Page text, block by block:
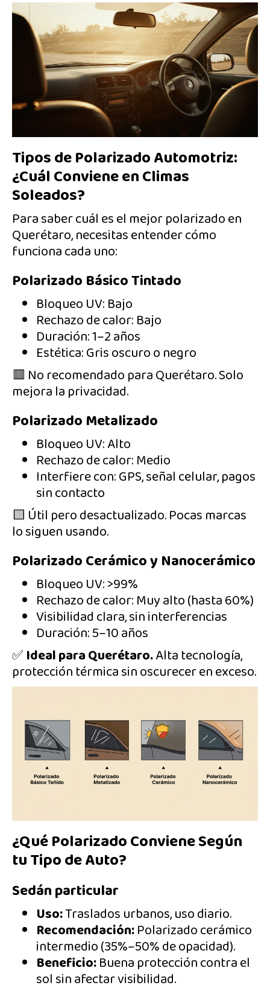
Tipos de Polarizado Automotriz:
¿Cuál Conviene en Climas
Soleados?
Para saber cuál es el mejor polarizado en
Querétaro, necesitas entender cómo
funciona cada uno:
Polarizado Básico Tintado
Bloqueo UV: Bajo
Rechazo de calor: Bajo
Duración: 1–2 años
Estética: Gris oscuro o negro
🟥 No recomendado para Querétaro. Solo
mejora la privacidad.
Polarizado Metalizado
Bloqueo UV: Alto
Rechazo de calor: Medio
Interfiere con: GPS, señal celular, pagos
sin contacto
🟨 Útil pero desactualizado. Pocas marcas
lo siguen usando.
Polarizado Cerámico y Nanocerámico
Bloqueo UV: >99%
Rechazo de calor: Muy alto (hasta 60%)
Visibilidad clara, sin interferencias
Duración: 5–10 años
✅Ideal para Querétaro.Alta tecnología,
protección térmica sin oscurecer en exceso.
¿Qué Polarizado Conviene Según
tu Tipo de Auto?
Sedán particular
Uso:Traslados urbanos, uso diario.
Recomendación:Polarizado cerámico
intermedio (35%–50% de opacidad).
Beneficio:Buena protección contra el
sol sin afectar visibilidad.